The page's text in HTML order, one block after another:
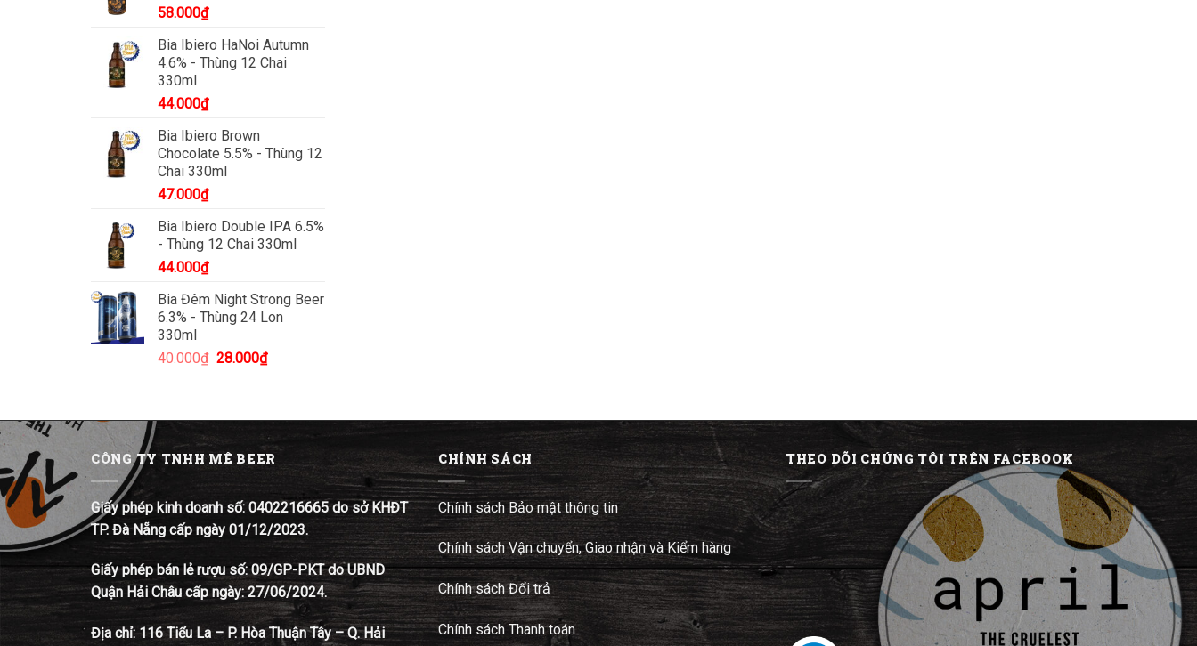
58.000₫
Bia Ibiero HaNoi Autumn
4.6% - Thùng 12 Chai
330ml
44.000₫
Bia Ibiero Brown
Chocolate 5.5% - Thùng 12
Chai 330ml
47.000₫
Bia Ibiero Double IPA 6.5%
- Thùng 12 Chai 330ml
44.000₫
Bia Đêm Night Strong Beer
6.3% - Thùng 24 Lon
330ml
40.000₫ Giá
28.000₫Giá
CÔNG TY TNHH MÊ BEER
Giấy phép kinh doanh số: 0402216665 do sở KHĐT
TP. Đà Nẵng cấp ngày 01/12/2023.
Giấy phép bán lẻ rượu số: 09/GP-PKT do UBND
Quận Hải Châu cấp ngày: 27/06/2024.
Địa chỉ: 116 Tiểu La – P. Hòa Thuận Tây – Q. Hải
CHÍNH SÁCH
Chính sách Bảo mật thông tin
Chính sách Vận chuyển, Giao nhận và Kiểm hàng
Chính sách Đổi trả
Chính sách Thanh toán
THEO DÕI CHÚNG TÔI TRÊN FACEBOOK